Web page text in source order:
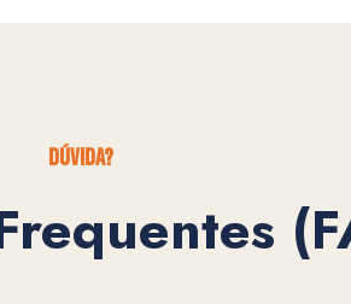
dúvida?